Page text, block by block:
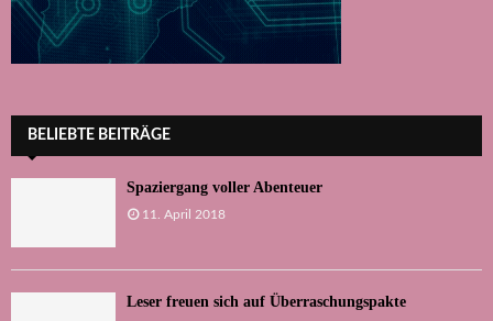
BELIEBTE BEITRÄGE
Spaziergang voller Abenteuer
11. April 2018
Leser freuen sich auf Überraschungspakte